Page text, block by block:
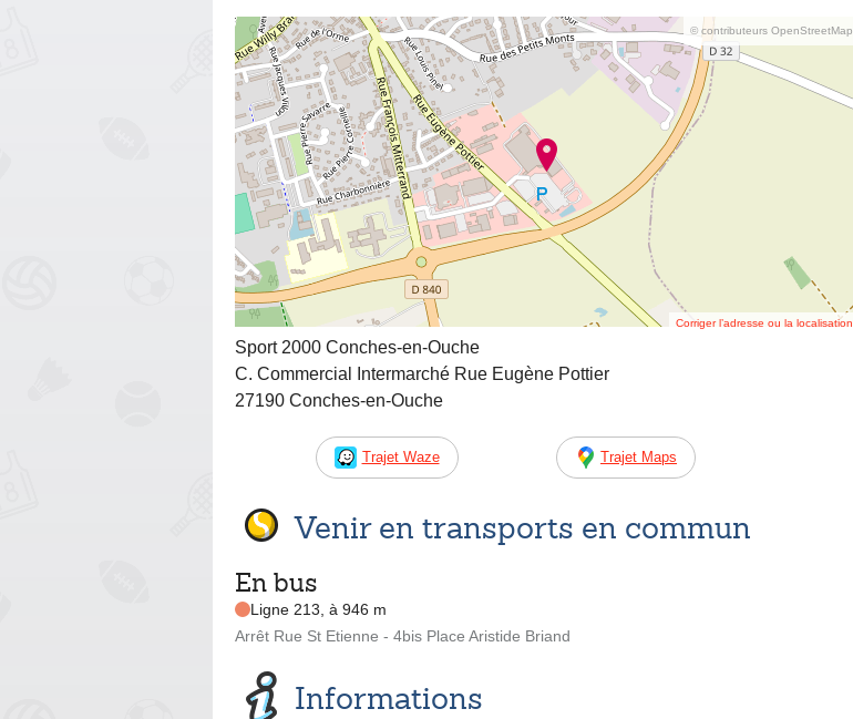
© contributeurs OpenStreetMap
Corriger l’adresse ou la localisation
Sport 2000 Conches-en-Ouche
C. Commercial Intermarché Rue Eugène Pottier
27190 Conches-en-Ouche
Trajet Waze Trajet Maps
Venir en transports en commun
En bus
Ligne 213, à 946 m
Arrêt Rue St Etienne - 4bis Place Aristide Briand
Informations